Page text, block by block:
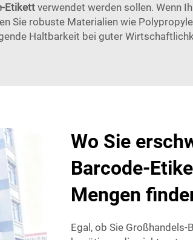
Etikett verwendet werden sollen. Wenn
Sie robuste Materialien wie
Haltbarkeit bei guter
Wo Sie
Barcode-
Mengen
Egal, ob Sie